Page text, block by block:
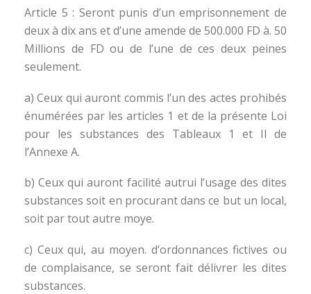
Article 5 : Seront punis d’un emprisonnement de
deux à dix ans et d’une amende de 500.000 FD à. 50
Millions de FD ou de l’une de ces deux peines
seulement.
a) Ceux qui auront commis l’un des actes prohibés
énumérées par les articles 1 et de la présente Loi
pour les substances des Tableaux 1 et Il de
l’Annexe A.
b) Ceux qui auront facilité autrui l’usage des dites
substances soit en procurant dans ce but un local,
soit par tout autre moye.
c) Ceux qui, au moyen. d’ordonnances fictives ou
de complaisance, se seront fait délivrer les dites
substances.